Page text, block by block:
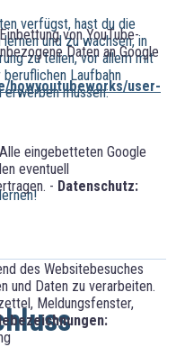
von YouTube-
Daten an Google
howyoutubeworks/user-
Alle eingebetteten Google
eventuell
- Datenschutz:
des Websitebesuches
und Daten zu verarbeiten.
Meldungsfenster,
verfügst, hast du die
und zu wachsen, in
zu teilen, vor allem mit
Laufbahn
erwerben müssen: